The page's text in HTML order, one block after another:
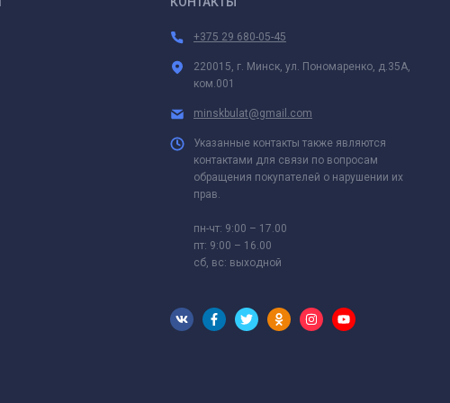
+375 29 680-05-45
220015, г. Минск, ул. Пономаренко, д.35А,
ком.001
minskbulat@gmail.com
Указанные контакты также являются
контактами для связи по вопросам
обращения покупателей о нарушении их
прав.
пн-чт: 9:00 – 17.00
пт: 9:00 – 16.00
сб, вс: выходной